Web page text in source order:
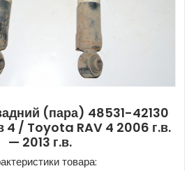
(пара) 48531-42130
4 / Toyota RAV 4 2006 г.в.
— 2013 г.в.
товара: